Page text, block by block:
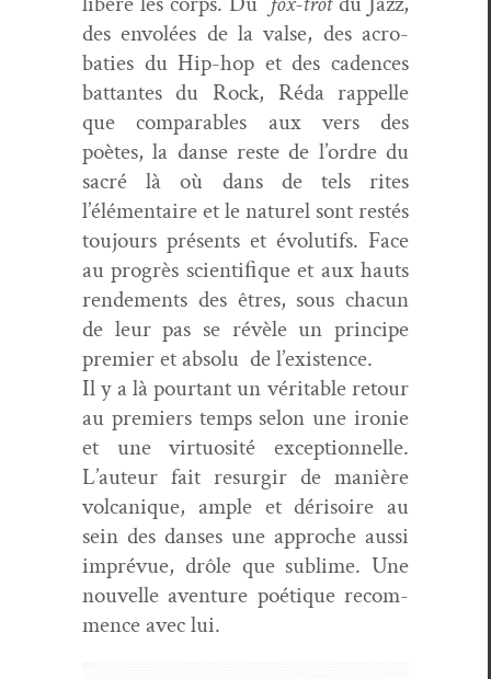
des envolées de la valse, des acro­
baties du Hip-hop et des cadences
bat­tantes du Rock, Réda rap­pelle
que com­pa­ra­bles aux vers des
poètes, la danse reste de l’ordre du
sacré là où dans de tels rites
l’élémentaire et le naturel sont restés
tou­jours présents et évo­lu­tifs. Face
au pro­grès sci­en­tiﬁque et aux hauts
ren­de­ments des êtres, sous cha­cun
de leur pas se révèle un principe
pre­mier et absolu de l’existence.
Il y a là pour­tant un véri­ta­ble retour
au pre­miers temps selon une ironie
et une vir­tu­osité excep­tion­nelle.
L’auteur fait resur­gir de manière
vol­canique, ample et dérisoire au
sein des dans­es une approche aus­si
imprévue, drôle que sub­lime. Une
nou­velle aven­ture poé­tique recom­
mence avec lui.